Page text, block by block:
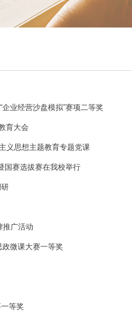
业经营沙盘模拟”赛项二等奖
育大会
义思想主题教育专题党课
国赛选拔赛在我校举行
推广活动
微课大赛一等奖
等奖